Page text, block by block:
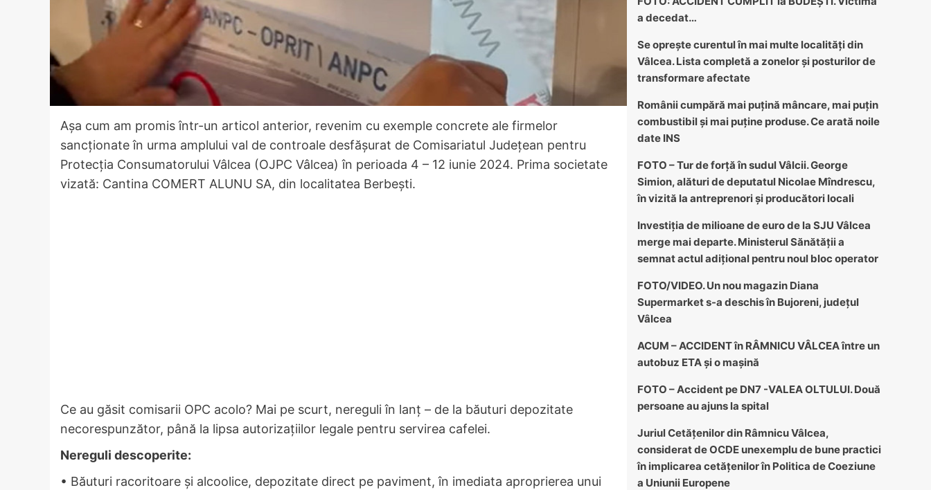
Așa cum am promis într-un articol anterior, revenim cu exemple concrete ale firmelor
sancționate în urma amplului val de controale desfășurat de Comisariatul Județean pentru
Protecția Consumatorului Vâlcea (OJPC Vâlcea) în perioada 4 – 12 iunie 2024. Prima societate
vizată: Cantina COMERT ALUNU SA, din localitatea Berbești.
Ce au găsit comisarii OPC acolo? Mai pe scurt, nereguli în lanț – de la băuturi depozitate
necorespunzător, până la lipsa autorizațiilor legale pentru servirea cafelei.
Nereguli descoperite:
• Băuturi racoritoare și alcoolice, depozitate direct pe paviment, în imediata aproprierea unui
a decedat…
Se oprește curentul în mai multe localități din
Vâlcea. Lista completă a zonelor și posturilor de
transformare afectate
Românii cumpără mai puțină mâncare, mai puțin
combustibil și mai puține produse. Ce arată noile
date INS
FOTO – Tur de forță în sudul Vâlcii. George
Simion, alături de deputatul Nicolae Mîndrescu,
în vizită la antreprenori și producători locali
Investiția de milioane de euro de la SJU Vâlcea
merge mai departe. Ministerul Sănătății a
semnat actul adițional pentru noul bloc operator
FOTO/VIDEO. Un nou magazin Diana
Supermarket s-a deschis în Bujoreni, județul
Vâlcea
ACUM – ACCIDENT în RÂMNICU VÂLCEA între un
autobuz ETA și o mașină
FOTO – Accident pe DN7 -VALEA OLTULUI. Două
persoane au ajuns la spital
Juriul Cetățenilor din Râmnicu Vâlcea,
considerat de OCDE unexemplu de bune practici
în implicarea cetățenilor în Politica de Coeziune
a Uniunii Europene